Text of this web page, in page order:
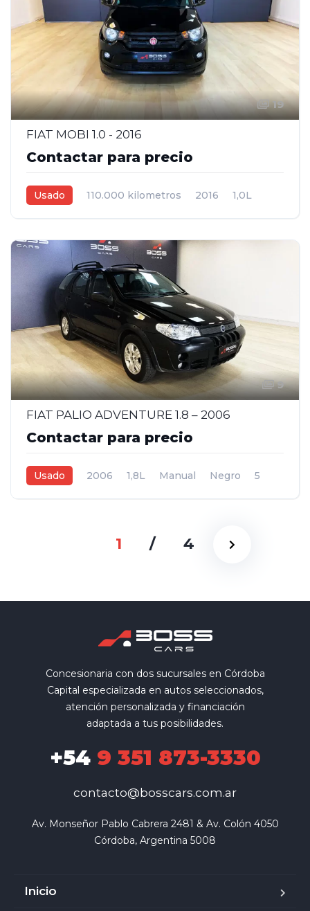
19
FIAT MOBI 1.0 - 2016
Contactar para precio
Usado 110.000 kilometros 2016
1,0L
9
FIAT PALIO ADVENTURE 1.8 – 2006
Contactar para precio
Usado 2006 1,8L Manual Negro 5
1 / 4
Concesionaria con dos sucursales en Córdoba
Capital especializada en autos seleccionados,
atención personalizada y financiación
adaptada a tus posibilidades.
+549 351 873-3330
contacto@bosscars.com.ar
Av. Monseñor Pablo Cabrera 2481 & Av. Colón 4050
Córdoba, Argentina 5008
Inicio